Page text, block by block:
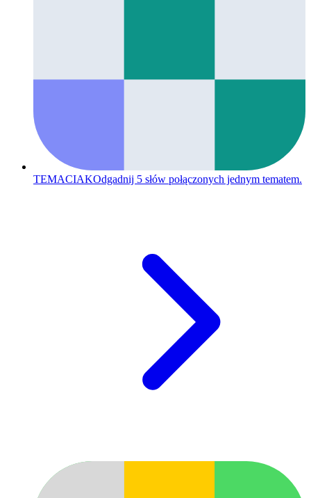
TEMACIAKOdgadnij 5 słów połączonych jednym tematem.